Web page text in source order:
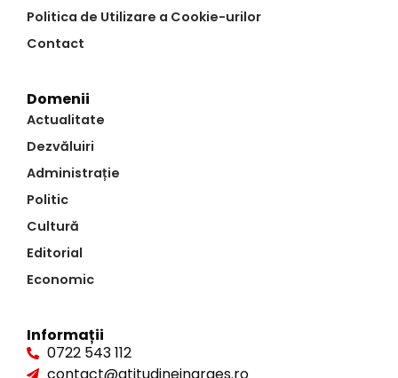
Politica de Utilizare a Cookie-urilor
Contact
Domenii
Actualitate
Dezvăluiri
Administrație
Politic
Cultură
Editorial
Economic
Informații
0722 543 112